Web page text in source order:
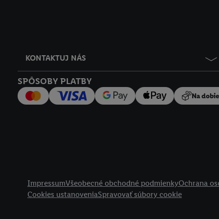
KONTAKTUJ NÁS
SPÔSOBY PLATBY
Na
ImpressumVšeobecné obchodné podmienkyOchrana
Cookies ustanoveniaSpravovať súbory cookie